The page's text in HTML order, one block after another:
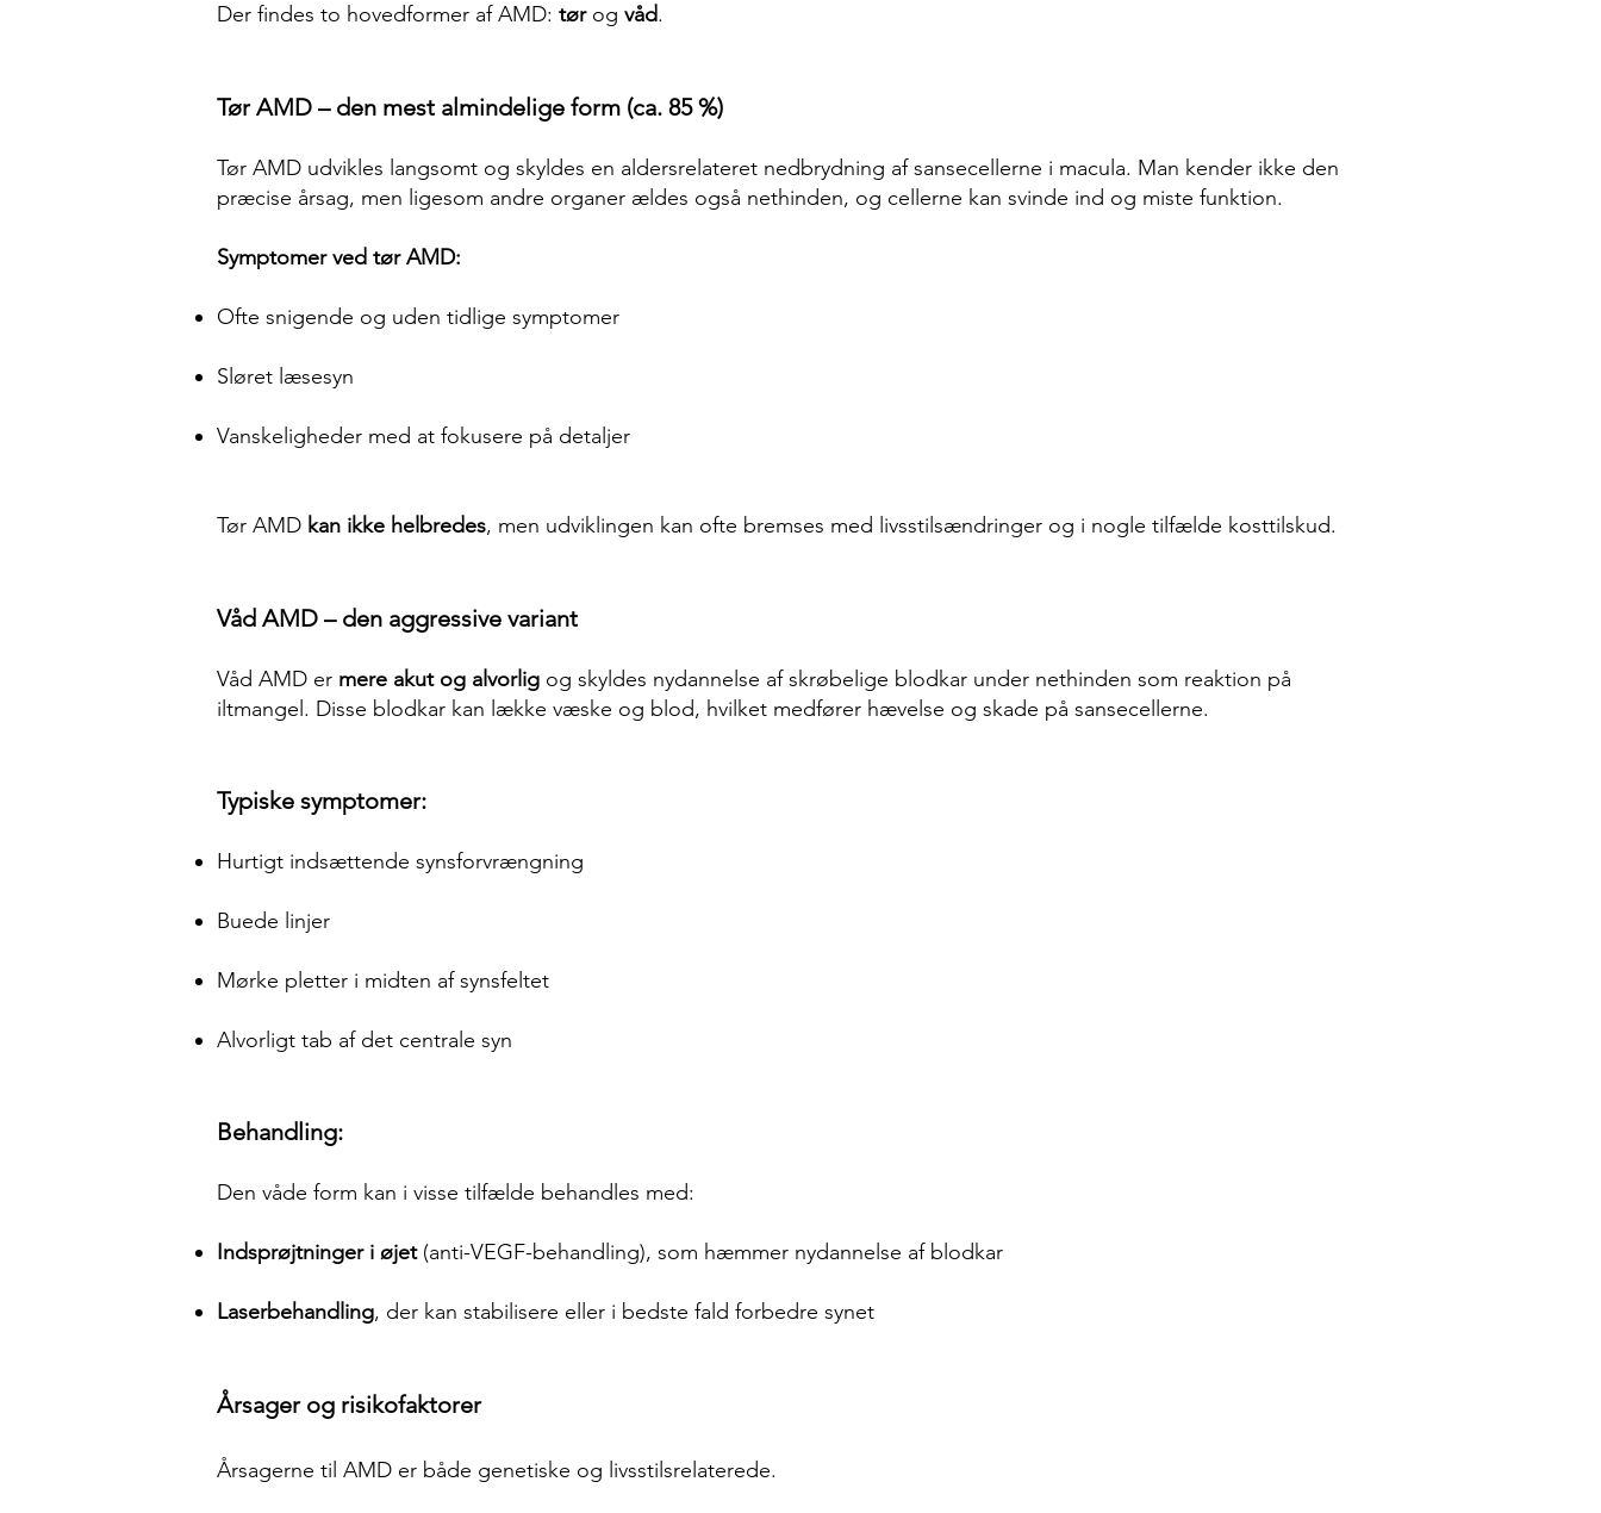
Der findes to hovedformer af AMD: tørog våd.
Tør AMD – den mest almindelige form (ca. 85 %)
Tør AMD udvikles langsomt og skyldes en aldersrelateret nedbrydning af sansecellerne i macula. Man kender ikke den
præcise årsag, men ligesom andre organer ældes også nethinden, og cellerne kan svinde ind og miste funktion.
Symptomer ved tør AMD:
Ofte snigende og uden tidlige symptomer
Sløret læsesyn
Vanskeligheder med at fokusere på detaljer
Tør AMD kan ikke helbredes, men udviklingen kan ofte bremses med livsstilsændringer og i nogle tilfælde kosttilskud.
Våd AMD – den aggressive variant
Våd AMD er mere akut og alvorlig og skyldes nydannelse af skrøbelige blodkar under nethinden som reaktion på
iltmangel. Disse blodkar kan lække væske og blod, hvilket medfører hævelse og skade på sansecellerne.
Typiske symptomer:
Hurtigt indsættende synsforvrængning
Buede linjer
Mørke pletter i midten af synsfeltet
Alvorligt tab af det centrale syn
Behandling:
Den våde form kan i visse tilfælde behandles med:
Indsprøjtninger i øjet(anti-VEGF-behandling), som hæmmer nydannelse af blodkar
Laserbehandling, der kan stabilisere eller i bedste fald forbedre synet
Årsager og risikofaktorer
Årsagerne til AMD er både genetiske og livsstilsrelaterede.